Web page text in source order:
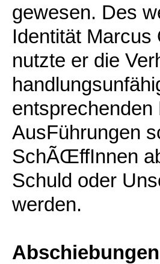
gewesen. Des
Identität
nutzte er die
entsprechenden
AusFührungen
SchÃŒffInnen
Schuld oder
werden.